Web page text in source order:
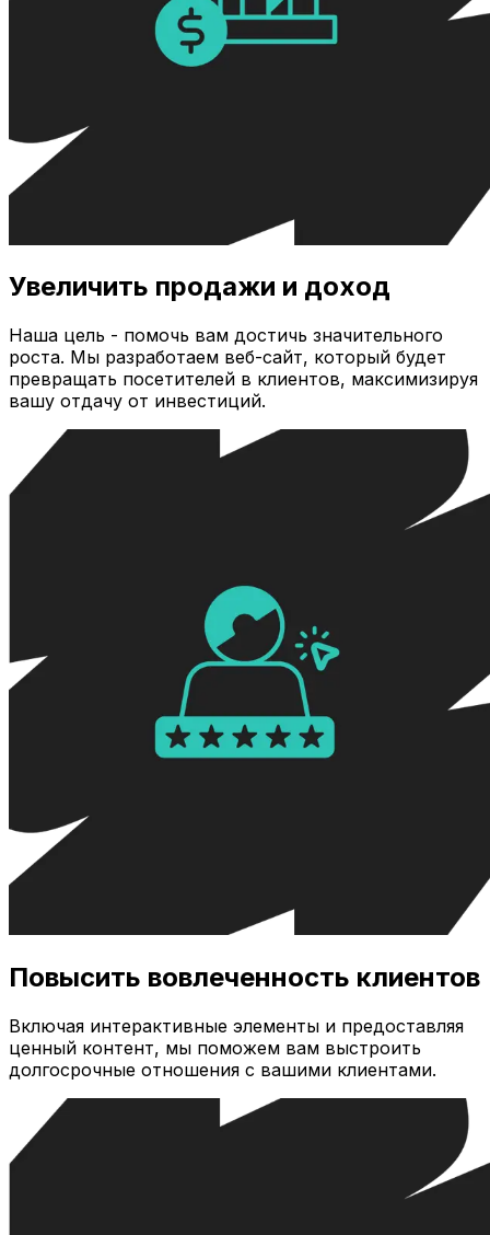
Увеличить продажи и доход
Наша цель - помочь вам достичь значительного
роста. Мы разработаем веб-сайт, который будет
превращать посетителей в клиентов, максимизируя
вашу отдачу от инвестиций.
Повысить вовлеченность клиентов
Включая интерактивные элементы и предоставляя
ценный контент, мы поможем вам выстроить
долгосрочные отношения с вашими клиентами.